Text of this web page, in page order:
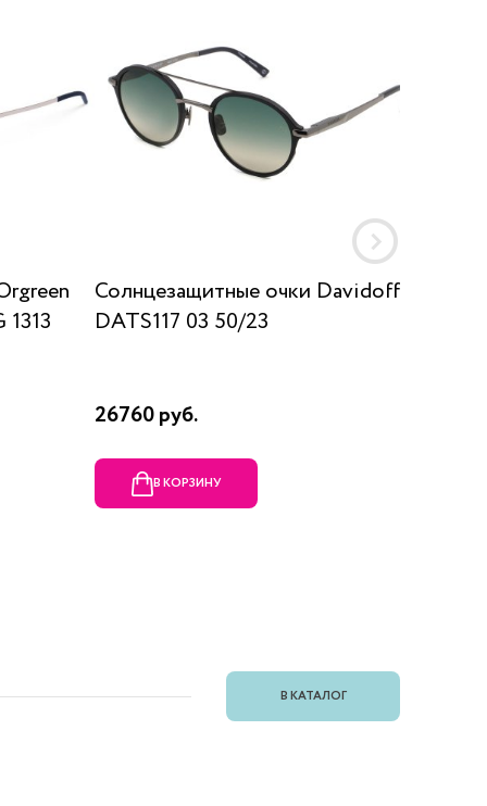
1313
Солнцезащитные очки Davidoff
DATS117 03 50/23
26760 руб.
В КОРЗИНУ
В КАТАЛОГ